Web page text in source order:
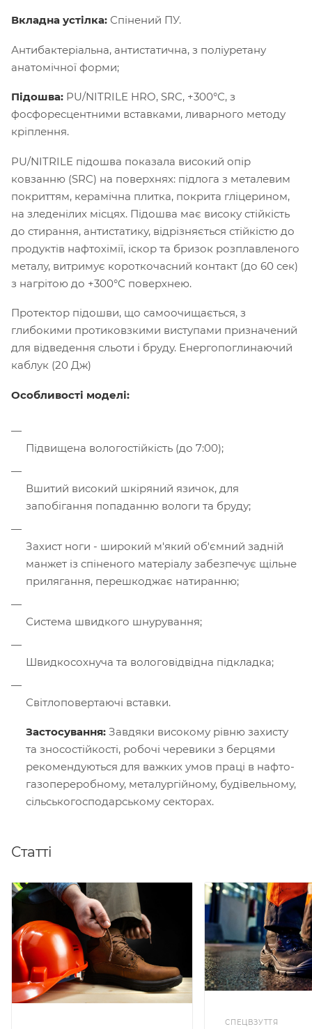
Вкладна устілка: Спінений ПУ.
Антибактеріальна, антистатична, з поліуретану
анатомічної форми;
Підошва: PU/NITRILE HRO, SRC, +300°С, з
фосфоресцентними вставками, ливарного методу
кріплення.
PU/NITRILE підошва показала високий опір
ковзанню (SRC) на поверхнях: підлога з металевим
покриттям, керамічна плитка, покрита гліцерином,
на зледенілих місцях. Підошва має високу стійкість
до стирання, антистатику, відрізняється стійкістю до
продуктів нафтохімії, іскор та бризок розплавленого
металу, витримує короткочасний контакт (до 60 сек)
з нагрітою до +300°С поверхнею.
Протектор підошви, що самоочищається, з
глибокими протиковзкими виступами призначений
для відведення сльоти і бруду. Енергопоглинаючий
каблук (20 Дж)
Особливості моделі:
Підвищена вологостійкість (до 7:00);
Вшитий високий шкіряний язичок, для
запобігання попаданню вологи та бруду;
Захист ноги - широкий м'який об'ємний задній
манжет із спіненого матеріалу забезпечує щільне
прилягання, перешкоджає натиранню;
Система швидкого шнурування;
Швидкосохнуча та вологовідвідна підкладка;
Світлоповертаючі вставки.
Застосування: Завдяки високому рівню захисту
та зносостійкості, робочі черевики з берцями
рекомендуються для важких умов праці в нафто-
газопереробному, металургійному, будівельному,
сільськогосподарському секторах.
Статті
СПЕЦВЗУТТЯ